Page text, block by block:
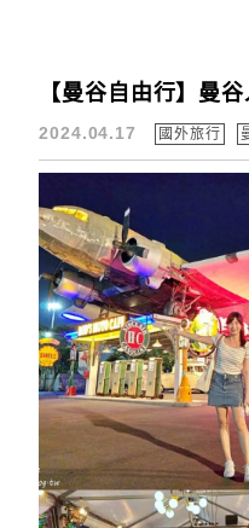
【曼谷自由行】曼
2024.04.17 國外旅行